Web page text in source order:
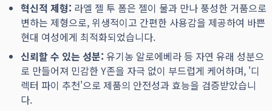
혁신적 제형: 라엘 젤 투 폼은 젤이 물과 만나 풍성한 거품으로
변하는 제형으로, 위생적이고 간편한 사용감을 제공하여 바쁜
현대 여성에게 최적화되었습니다.
신뢰할 수 있는 성분: 유기농 알로에베라 등 자연 유래 성분으
로 만들어져 민감한 Y존을 자극 없이 부드럽게 케어하며, '디
렉터 파이 추천'으로 제품의 안전성과 효능을 검증받았습니
다.